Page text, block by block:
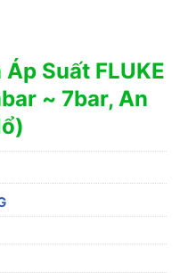
Suất FLUKE
~ 7bar, An